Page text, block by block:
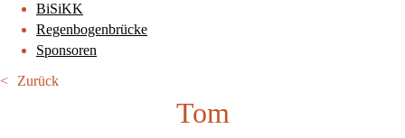
BiSiKK
Regenbogenbrücke
Sponsoren
Zurück
Tom